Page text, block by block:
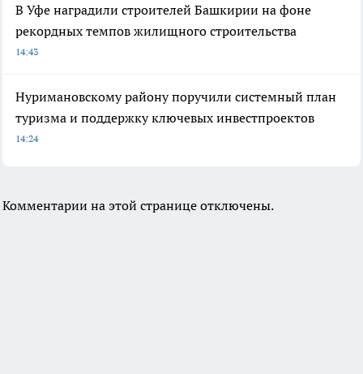
В Уфе наградили строителей Башкирии на фоне
рекордных темпов жилищного строительства
14:43
Нуримановскому району поручили системный план
туризма и поддержку ключевых инвестпроектов
14:24
Комментарии на этой странице отключены.